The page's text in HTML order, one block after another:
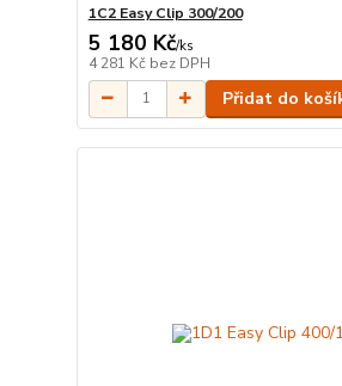
1C2 Easy Clip 300/200
5 180 Kč/ks
4 281 Kč bez DPH
Přidat do